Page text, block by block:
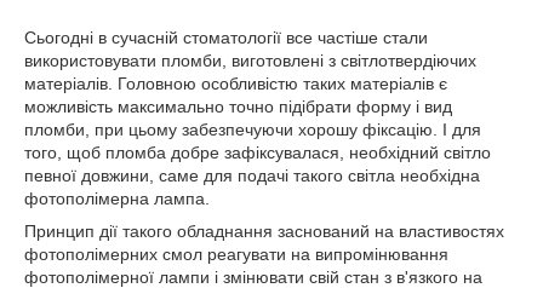
Сьогодні в сучасній стоматології все частіше стали
використовувати пломби, виготовлені з світлотвердіючих
матеріалів. Головною особливістю таких матеріалів є
можливість максимально точно підібрати форму і вид
пломби, при цьому забезпечуючи хорошу фіксацію. І для
того, щоб пломба добре зафіксувалася, необхідний світло
певної довжини, саме для подачі такого світла необхідна
фотополімерна лампа.
Принцип дії такого обладнання заснований на властивостях
фотополімерних смол реагувати на випромінювання
фотополімерної лампи і змінювати свій стан з в'язкого на